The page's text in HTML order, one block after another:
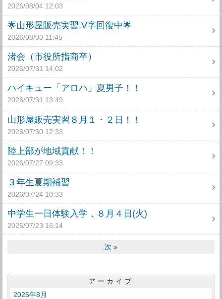
2026/08/04 12:03
🌟山形屋販売実習.V字回復中🌟
2026/08/03 11:45
渚会（市役所指商卒）
2026/07/31 14:02
ハイキュー「アロハ」夏男子！！
2026/07/31 13:49
山形屋販売実習８月１・２日！！
2026/07/30 12:33
陸上部が地域貢献！！
2026/07/27 09:33
３年生夏期補習
2026/07/24 10:33
中学生一日体験入学，８月４日(火)
2026/07/23 16:14
次 »
アーカイブ
2026年8月